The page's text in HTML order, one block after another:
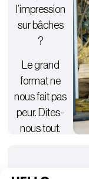
l’impression
sur bâches
?
Le grand
format ne
nous fait pas
peur. Dites-
nous tout.